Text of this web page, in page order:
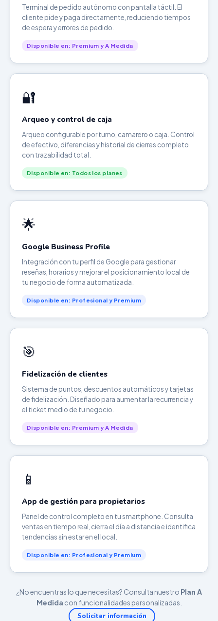
Terminal de pedido autónomo con pantalla táctil. El
cliente pide y paga directamente, reduciendo tiempos
de espera y errores de pedido.
Disponible en: Premium y A Medida
🔐
Arqueo y control de caja
Arqueo configurable por turno, camarero o caja. Control
de efectivo, diferencias y historial de cierres completo
con trazabilidad total.
Disponible en: Todos los planes
🌟
Google Business Profile
Integración con tu perfil de Google para gestionar
reseñas, horarios y mejorar el posicionamiento local de
tu negocio de forma automatizada.
Disponible en: Profesional y Premium
🎯
Fidelización de clientes
Sistema de puntos, descuentos automáticos y tarjetas
de fidelización. Diseñado para aumentar la recurrencia y
el ticket medio de tu negocio.
Disponible en: Premium y A Medida
📱
App de gestión para propietarios
Panel de control completo en tu smartphone. Consulta
ventas en tiempo real, cierra el día a distancia e identifica
tendencias sin estar en el local.
Disponible en: Profesional y Premium
¿No encuentras lo que necesitas? Consulta nuestro Plan A
Medida con funcionalidades personalizadas.
Solicitar información